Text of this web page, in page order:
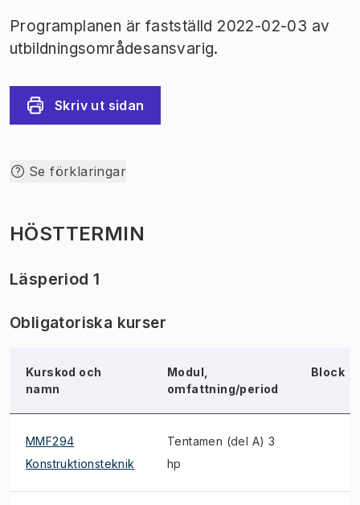
Programplanen är fastställd 2022-02-03 av
utbildningsområdesansvarig.
Skriv ut sidan
Se förklaringar
HÖSTTERMIN
Läsperiod 1
Obligatoriska kurser
Kurskod och
namn
Modul,
omfattning/period
Block
MMF294
Konstruktionsteknik
Tentamen (del A) 3
hp